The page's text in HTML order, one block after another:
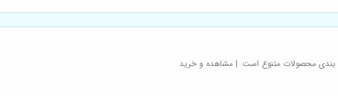
بندی محصولات متنوع است. | مشاهده و خرید